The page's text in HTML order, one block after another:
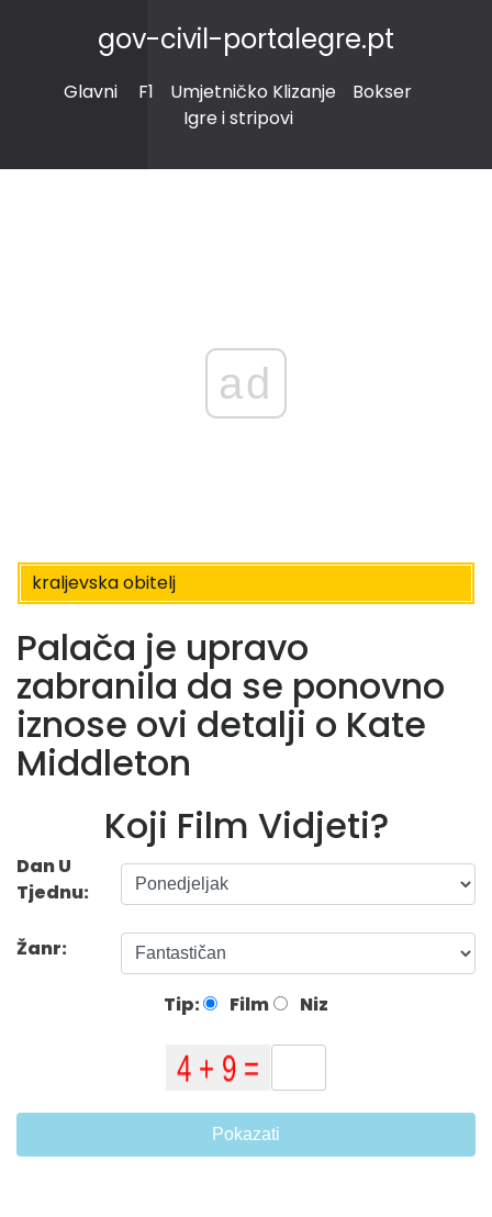
gov-civil-portalegre.pt
Glavni F1 Umjetničko Klizanje
Bokser
Igre i stripovi
ad
kraljevska obitelj
Palača je upravo
zabranila da se ponovno
iznose ovi detalji o Kate
Middleton
Koji Film Vidjeti?
Dan U
Tjednu:
Žanr:
Tip: Film Niz
Pokazati